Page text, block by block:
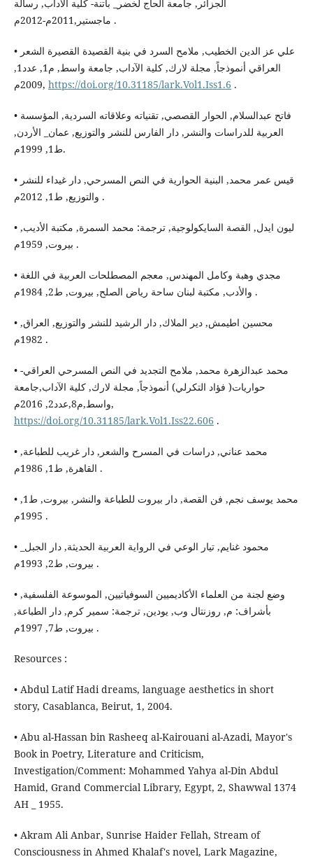
الجزائر, جامعة الحاج لخضر_ باتنة- كلية الآداب, رسالة
ماجستير,2011م-2012م .
• علي عز الدين الخطيب, ملامح السرد في بنية القصيدة القصيرة الشعر
العراقي أنموذجاً, مجلة لارك, كلية الآداب, جامعة واسط, م1, عدد1,
2009م, https://doi.org/10.31185/lark.Vol1.Iss1.6 .
• فاتح عبدالسلام, الحوار القصصي, تقنياته وعلاقاته السردية, المؤسسة
العربية للدراسات والنشر, دار الفارس للنشر والتوزيع, عمان_ الأردن,
ط1, 1999م.
• قيس عمر محمد, البنية الحوارية في النص المسرحي, دار غيداء للنشر
والتوزيع, ط1, 2012م .
• ليون ايدل, القصة السايكولوجية, ترجمة: محمد السمرة, مكتبة الأديب,
بيروت, 1959م .
• مجدي وهبة وكامل المهندس, معجم المصطلحات العربية في اللغة
والأدب, مكتبة لبنان ساحة رياض الصلح, بيروت, ط2, 1984م .
• محسين اطيمش, دير الملاك, دار الرشيد للنشر والتوزيع, العراق,
1982م .
• محمد عبدالزهرة محمد, ملامح التجديد في النص المسرحي العراقي-
حواريات( فؤاد التكرلي) أنموذجاً, مجلة لارك, كلية الآداب,جامعة
واسط,م8,عدد2, 2016م,
https://doi.org/10.31185/lark.Vol1.Iss22.606 .
• محمد عناني, دراسات في المسرح والشعر, دار غريب للطباعة,
القاهرة, ط1, 1986م .
• محمد يوسف نجم, فن القصة, دار بيروت للطباعة والنشر, بيروت, ط1,
1995م .
• محمود غنايم, تيار الوعي في الرواية العربية الحديثة, دار الجبل_
بيروت, ط2, 1993م .
• وضع لجنة من العلماء الأكاديميين السوفياتيين, الموسوعة الفلسفية,
بأشراف: م, روزنتال وب, يودين, ترجمة: سمير كرم, دار الطباعة,
بيروت, ط7, 1997م .
Resources :
• Abdul Latif Hadi dreams, language aesthetics in short
story, Casablanca, Beirut, 1, 2004.
• Abu al-Hassan bin Rasheeq al-Kairouani al-Azadi, Mayor's
Book in Poetry, Literature and Criticism,
Investigation/Comment: Mohammed Yahya al-Din Abdul
Hamid, Grand Commercial Library, Egypt, 2, Shawwal 1374
AH _ 1955.
• Akram Ali Anbar, Sunrise Haider Fellah, Stream of
Consciousness in Ahmed Khalaf's novel, Lark Magazine,